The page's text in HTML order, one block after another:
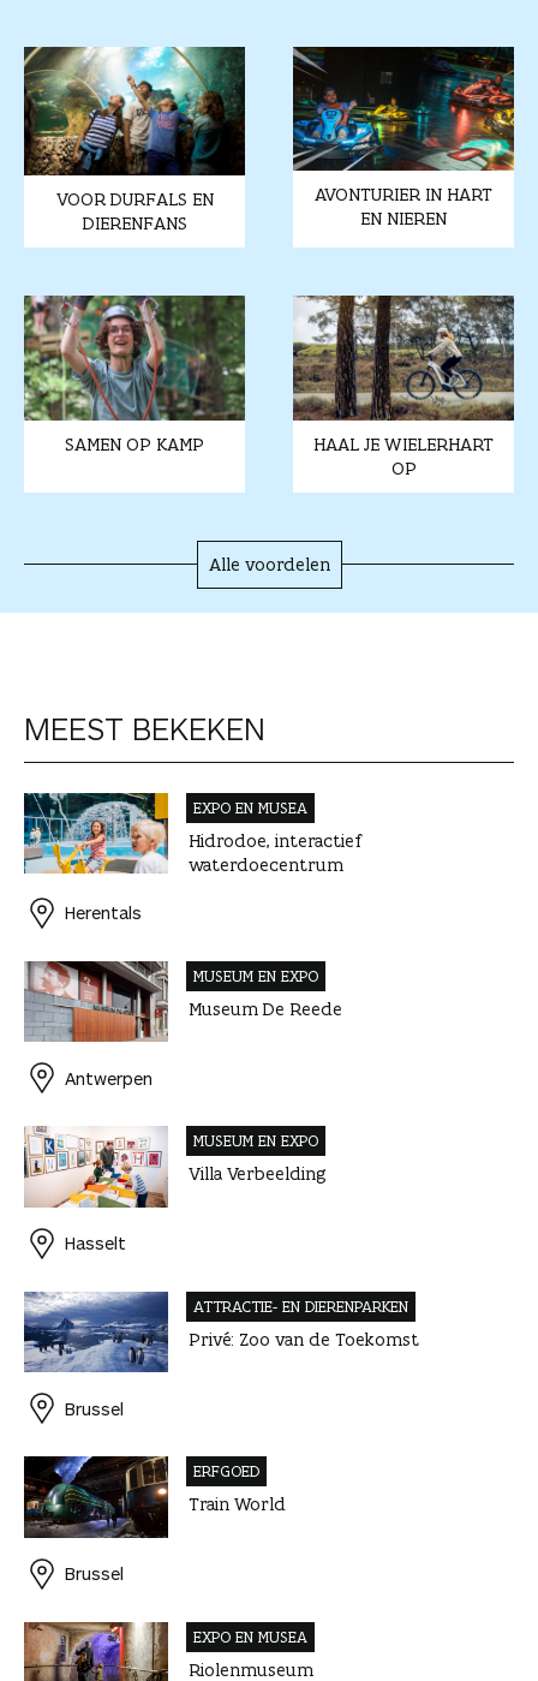
VOOR DURFALS EN
DIERENFANS
AVONTURIER IN HART
EN NIEREN
SAMEN OP KAMP
HAAL JE WIELERHART
OP
Alle voordelen
MEEST BEKEKEN
EXPO EN MUSEA
Hidrodoe, interactief
waterdoecentrum
Herentals
MUSEUM EN EXPO
Museum De Reede
Antwerpen
MUSEUM EN EXPO
Villa Verbeelding
Hasselt
ATTRACTIE- EN DIERENPARKEN
Privé: Zoo van de Toekomst
Brussel
ERFGOED
Train World
Brussel
EXPO EN MUSEA
Riolenmuseum